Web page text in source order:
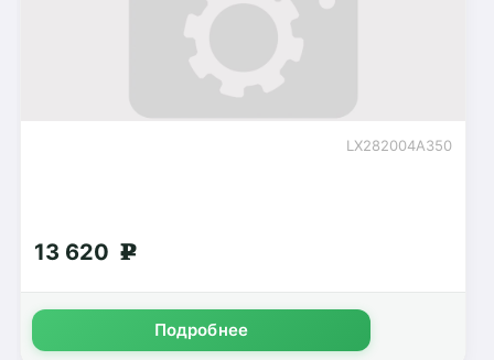
LX282004A350
13 620 g
Подробнее